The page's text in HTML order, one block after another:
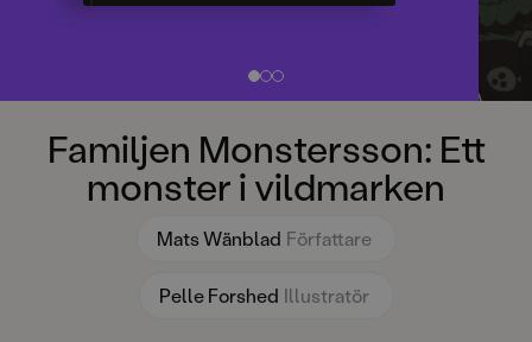
Familjen Monstersson: Ett
monster i vildmarken
Mats Wänblad Författare
Pelle Forshed Illustratör